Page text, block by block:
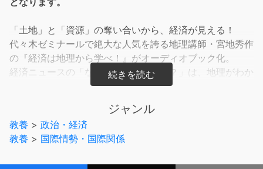
「土地」と「資源」の奪い合いから、経済が見える！
代々木ゼミナールで絶大な人気を誇る地理講師・宮地秀作
の『経済は地理から学べ！』がオーディオブック化。
経済ニュースの「なぜ？」「どうして？」は、地理がわか
ればもっとわかるようになります。
ビジネスパーソンとして知っておきたい、仕事にも生活に
も役立つ経済と地理の知識が身につく一冊です。
ジャンル
教養 > 政治・経済
教養 > 国際情勢・国際関係